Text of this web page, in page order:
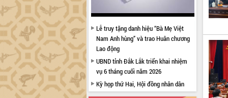
Lễ truy tặng danh hiệu “Bà Mẹ Việt
Nam Anh hùng” và trao Huân chương
Lao động
UBND tỉnh Đắk Lắk triển khai nhiệm
vụ 6 tháng cuối năm 2026
Kỳ họp thứ Hai, Hội đồng nhân dân
tỉnh khóa XI quyết nghị nhiều nội dung